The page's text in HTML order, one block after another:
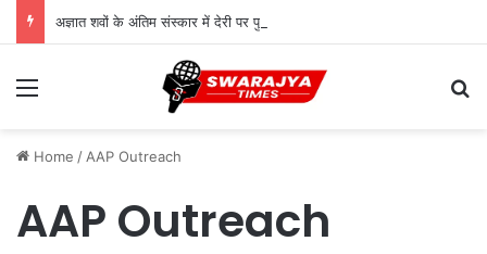
Menu
Home / AAP Outreach
AAP Outreach